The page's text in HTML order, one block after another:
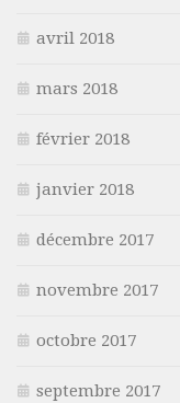
avril 2018
mars 2018
février 2018
janvier 2018
décembre 2017
novembre 2017
octobre 2017
septembre 2017